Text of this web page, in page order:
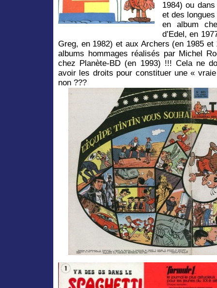
1984) ou
et des
en album
d’Edel, en
Greg, en 1982) et aux Archers (en 1985
albums hommages réalisés par Michel
chez Planète-BD (en 1993) !!! Cela ne
avoir les droits pour constituer une «
non ???